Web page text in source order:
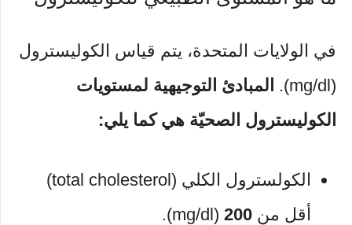
في الولايات المتحدة، يتم قياس الكوليسترول
(mg/dl).
المبادئ التوجيهية لمستويات
الكوليسترول الصحيّة هي كما يلي:
الكولسترول الكلي (total cholesterol)
أقل من 200
(mg/dl).